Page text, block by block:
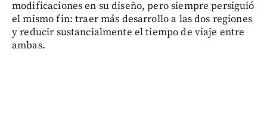
modificaciones en su diseño, pero siempre persiguió
el mismo fin: traer más desarrollo a las dos regiones
y reducir sustancialmente el tiempo de viaje entre
ambas.